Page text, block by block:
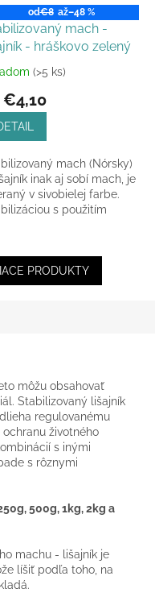
od€8 až–48 %
mach -
- hráškovo zelený
(>5 ks)
€4,10
mach (Nórsky)
inak aj sobí mach, je
v sivobielej farbe.
s použitím
PRODUKTY
môžu obsahovať
Stabilizovaný lišajník
regulovanému
životného
s inými
s rôznymi
500g, 1kg, 2kg a
machu - lišajník je
líšiť podľa toho, na